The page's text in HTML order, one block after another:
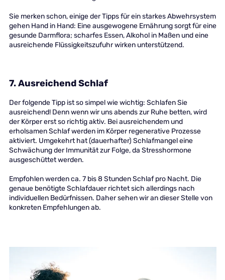
Sie merken schon, einige der Tipps für ein starkes Abwehrsystem
gehen Hand in Hand: Eine ausgewogene Ernährung sorgt für eine
gesunde Darmflora; scharfes Essen, Alkohol in Maßen und eine
ausreichende Flüssigkeitszufuhr wirken unterstützend.
7. Ausreichend Schlaf
Der folgende Tipp ist so simpel wie wichtig: Schlafen Sie
ausreichend! Denn wenn wir uns abends zur Ruhe betten, wird
der Körper erst so richtig aktiv. Bei ausreichendem und
erholsamen Schlaf werden im Körper regenerative Prozesse
aktiviert. Umgekehrt hat (dauerhafter) Schlafmangel eine
Schwächung der Immunität zur Folge, da Stresshormone
ausgeschüttet werden.
Empfohlen werden ca. 7 bis 8 Stunden Schlaf pro Nacht. Die
genaue benötigte Schlafdauer richtet sich allerdings nach
individuellen Bedürfnissen. Daher sehen wir an dieser Stelle von
konkreten Empfehlungen ab.